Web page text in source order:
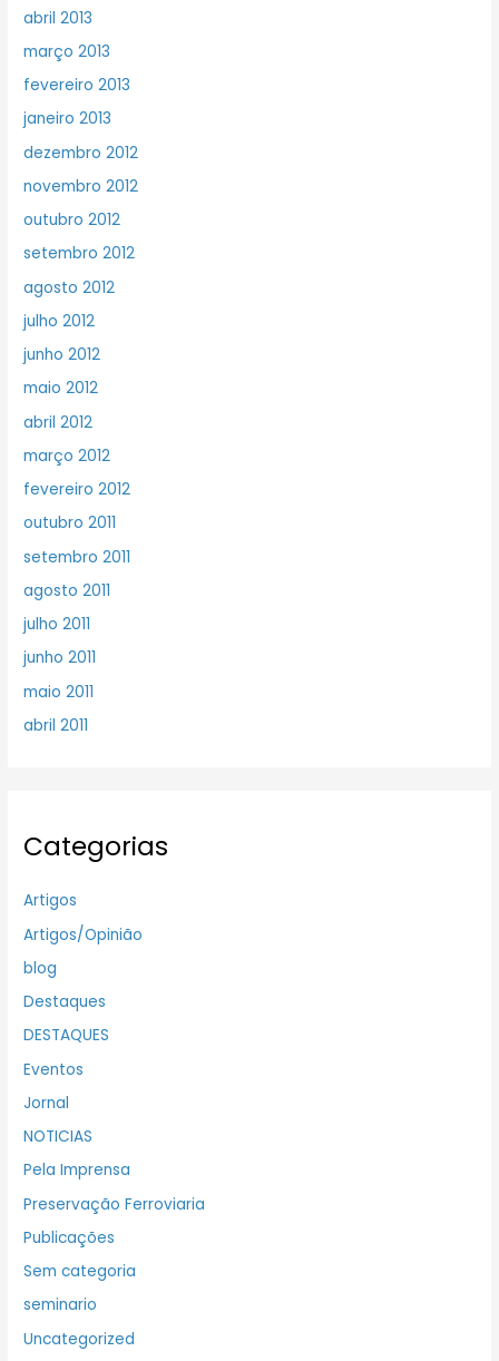
abril 2013
março 2013
fevereiro 2013
janeiro 2013
dezembro 2012
novembro 2012
outubro 2012
setembro 2012
agosto 2012
julho 2012
junho 2012
maio 2012
abril 2012
março 2012
fevereiro 2012
outubro 2011
setembro 2011
agosto 2011
julho 2011
junho 2011
maio 2011
abril 2011
Categorias
Artigos
Artigos/Opinião
blog
Destaques
DESTAQUES
Eventos
Jornal
NOTICIAS
Pela Imprensa
Preservação Ferroviaria
Publicações
Sem categoria
seminario
Uncategorized